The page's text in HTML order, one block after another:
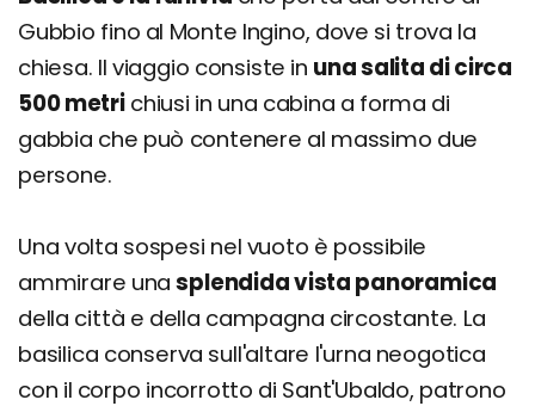
Gubbio fino al Monte Ingino, dove si trova la
chiesa. Il viaggio consiste in una salita di circa
500 metrichiusi in una cabina a forma di
gabbia che può contenere al massimo due
persone.
Una volta sospesi nel vuoto è possibile
ammirare unasplendida vista panoramica
della città e della campagna circostante. La
basilica conserva sull'altare l'urna neogotica
con il corpo incorrotto di Sant'Ubaldo, patrono